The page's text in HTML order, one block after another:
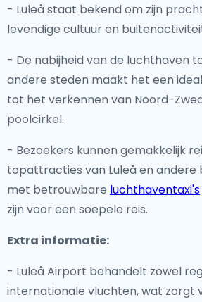
- Luleå staat bekend om zijn
levendige cultuur en
- De nabijheid van de luchthaven
andere steden maakt het een
tot het verkennen van Noord-
poolcirkel.
- Bezoekers kunnen gemakkelijk
topattracties van Luleå en andere
met betrouwbare luchthaventaxi's
zijn voor een soepele reis.
Extra informatie:
- Luleå Airport behandelt zowel
internationale vluchten, wat zorgt